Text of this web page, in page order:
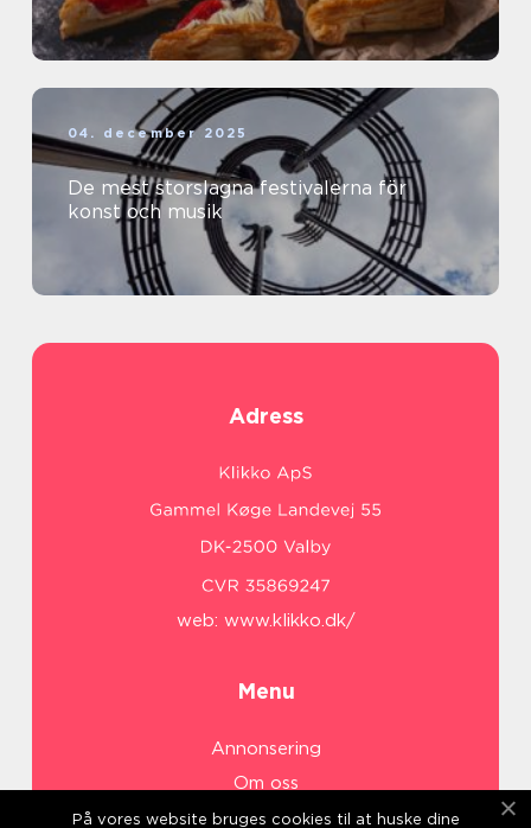
04. december 2025
De mest storslagna festivalerna för
konst och musik
Adress
web: www.klikko.dk/
Menu
Annonsering
Om oss
Cookies
På vores website bruges cookies til at huske dine